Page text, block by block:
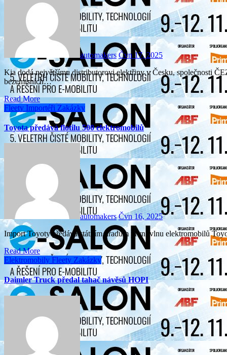
automakers Čvn 17, 2025
Kia dodá největšímu distributorovi elektřiny v Česku, společnosti ČEZ Distribuce, 90 elektromobilů Kia EV3. Tendr na pořízení
bezemisních…
Read More
Fleety Importéři Zakázky
Toyota předává flotilu 500 elektromobilů
automakers Čvn 16, 2025
Import Toyoty předává státním úřadům první vlnu elektromobilů
Read More
Elektromobily Fleety Zakázky
Daimler Truck předal tahač návěsů HOPI